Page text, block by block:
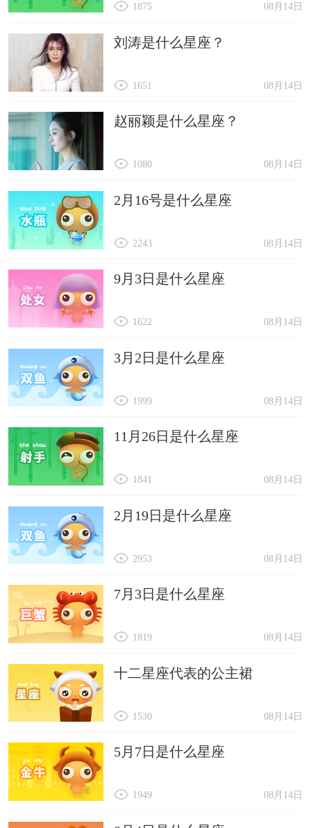
08月14日
1875
刘涛是什么星座？
08月14日
1651
赵丽颖是什么星座？
08月14日
1080
2月16号是什么星座
08月14日
2243
9月3日是什么星座
08月14日
1622
3月2日是什么星座
08月14日
1999
11月26日是什么星座
08月14日
1841
2月19日是什么星座
08月14日
2953
7月3日是什么星座
08月14日
1819
十二星座代表的公主裙
08月14日
1530
5月7日是什么星座
08月14日
1949